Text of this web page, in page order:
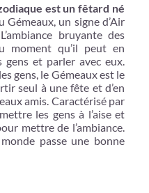
est un fêtard né
un signe d’Air
bruyante des
moment qu’il peut en
et parler avec eux.
gens, le Gémeaux est le
seul à une fête et d’en
amis. Caractérisé par
les gens à l’aise et
mettre de l’ambiance.
passe une bonne